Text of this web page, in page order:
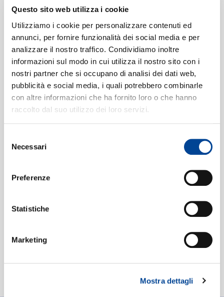
Questo sito web utilizza i cookie
Utilizziamo i cookie per personalizzare contenuti ed
annunci, per fornire funzionalità dei social media e per
analizzare il nostro traffico. Condividiamo inoltre
informazioni sul modo in cui utilizza il nostro sito con i
nostri partner che si occupano di analisi dei dati web,
pubblicità e social media, i quali potrebbero combinarle
con altre informazioni che ha fornito loro o che hanno
raccolto dal suo utilizzo dei loro servizi.
delNecessari
Preferenze
Statistiche
Marketing
Mostra dettagli
1 double D’s
03:01
schafter, Żabson
Formati disponibili:
UPC:00602577995521
double D's
CHI SIAMO
CONTATTI
NEWSLETTER